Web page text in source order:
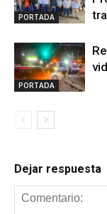
PORTADA
PORTADA
Dejar respuesta